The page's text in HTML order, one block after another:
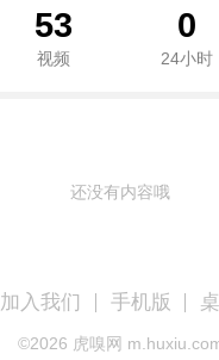
53
视频
0
24小时
还没有内容哦
加入我们 手机版
©2026 虎嗅网